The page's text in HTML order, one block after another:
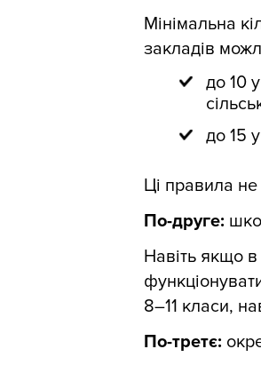
Мінімальна
закладів
до 10
до 15
Ці правила не
По-друге:
Навіть якщо
8–11 класи,
По-третє: